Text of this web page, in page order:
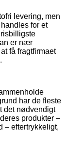
levering, men
for et
er nær
få fragtfirmaet
har de fleste
det nødvendigt
produkter –
– eftertrykkeligt,